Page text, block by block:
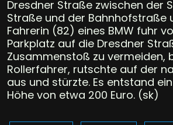
Dresdner Straße zwischen der
Straße und der Bahnhofstraße
Fahrerin (82) eines BMW fuhr
Parkplatz auf die Dresdner
Zusammenstoß zu vermeiden,
Rollerfahrer, rutschte auf der
aus und stürzte. Es entstand
Höhe von etwa 200 Euro. (sk)